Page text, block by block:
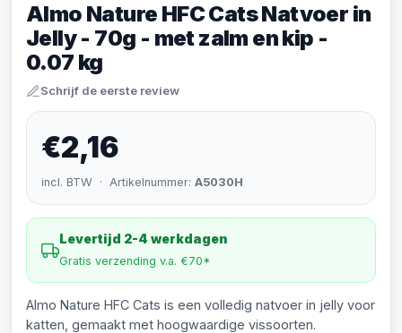
Almo Nature HFC Cats Natvoer in
Jelly - 70g - met zalm en kip -
0.07 kg
Schrijf de eerste review
€2,16
incl. BTW · Artikelnummer: A5030H
Levertijd 2-4 werkdagen
Gratis verzending v.a. €70*
Almo Nature HFC Cats is een volledig natvoer in jelly voor
katten, gemaakt met hoogwaardige vissoorten.